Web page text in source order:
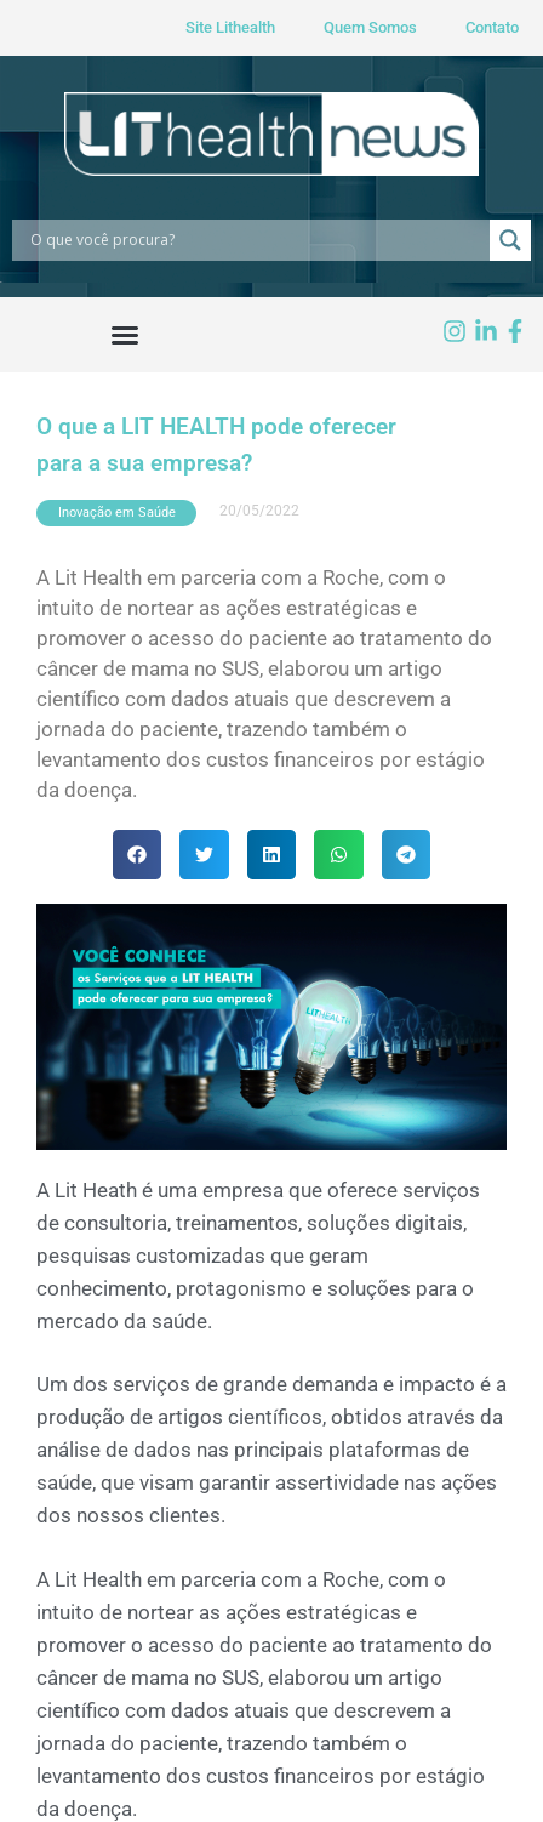
Site Lithealth Quem Somos Contato
O que a LIT HEALTH pode oferecer
para a sua empresa?
Inovação em Saúde 20/05/2022
A Lit Health em parceria com a Roche, com o
intuito de nortear as ações estratégicas e
promover o acesso do paciente ao tratamento do
câncer de mama no SUS, elaborou um artigo
científico com dados atuais que descrevem a
jornada do paciente, trazendo também o
levantamento dos custos financeiros por estágio
da doença.
A Lit Heath é uma empresa que oferece serviços
de consultoria, treinamentos, soluções digitais,
pesquisas customizadas que geram
conhecimento, protagonismo e soluções para o
mercado da saúde.
Um dos serviços de grande demanda e impacto é a
produção de artigos científicos, obtidos através da
análise de dados nas principais plataformas de
saúde, que visam garantir assertividade nas ações
dos nossos clientes.
A Lit Health em parceria com a Roche, com o
intuito de nortear as ações estratégicas e
promover o acesso do paciente ao tratamento do
câncer de mama no SUS, elaborou um artigo
científico com dados atuais que descrevem a
jornada do paciente, trazendo também o
levantamento dos custos financeiros por estágio
da doença.